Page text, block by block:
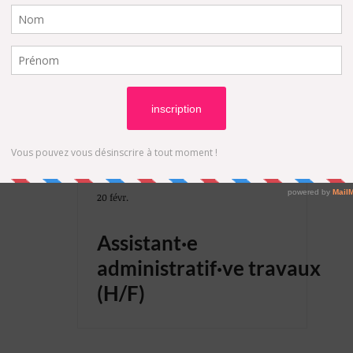
BUSINESS MANAGER
DESSINATEUR DESIGN D'ESPACES AGENCEMENT
CHEF DE PROJETS ASSISTANT DE GESTION
LOGEMENT PLANNEUR STRATÉGIQUE
20 févr.
Assistant·e
administratif·ve travaux
(H/F)